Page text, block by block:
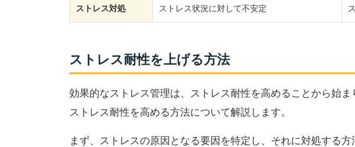
ストレス対処 ストレス状況に対して不安定
ストレス耐性を上げる方法
効果的なストレス管理は、ストレス耐性を高めることから始ま
ストレス耐性を高める方法について解説します。
まず、ストレスの原因となる要因を特定し、それに対処する